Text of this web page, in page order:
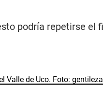
podría repetirse